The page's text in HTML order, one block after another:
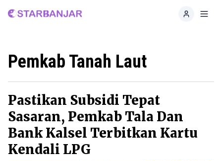
Home
Pemkab Tanah Laut
Pastikan Subsidi Tepat
Sasaran, Pemkab Tala Dan
Bank Kalsel Terbitkan Kartu
Kendali LPG